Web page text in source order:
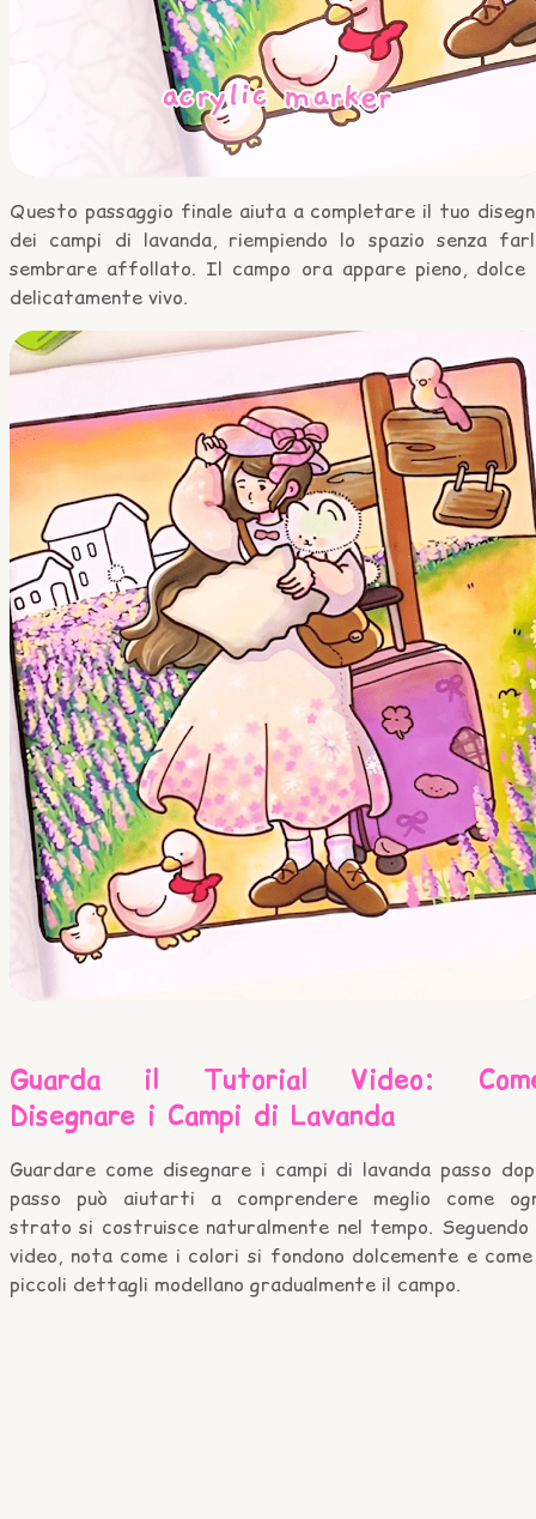
Questo passaggio finale aiuta a completare il tuo
dei campi di lavanda, riempiendo lo spazio senza
sembrare affollato. Il campo ora appare pieno, dolce
delicatamente vivo.
Guarda il Tutorial Video:
Disegnare i Campi di Lavanda
Guardare come disegnare i campi di lavanda passo
passo può aiutarti a comprendere meglio come
strato si costruisce naturalmente nel tempo. Seguendo
video, nota come i colori si fondono dolcemente e
piccoli dettagli modellano gradualmente il campo.